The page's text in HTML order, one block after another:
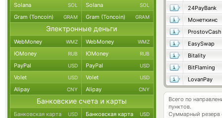
24PayBank
Монеткинс
ProstovCash
EasySwap
Bitality
BitFlaming
LovanPay
Всего по
пунктов.
Суммарный резерв
Solana SOL Solana SOL
Gram (Toncoin) GRAM Gram (Toncoin) GRAM
Электронные деньги
WebMoney WMZ WebMoney WMZ
ЮMoney RUB ЮMoney RUB
PayPal USD PayPal USD
Volet USD Volet USD
Alipay CNY Alipay CNY
Банковские счета и карты
Банковская карта USD Банковская карта USD